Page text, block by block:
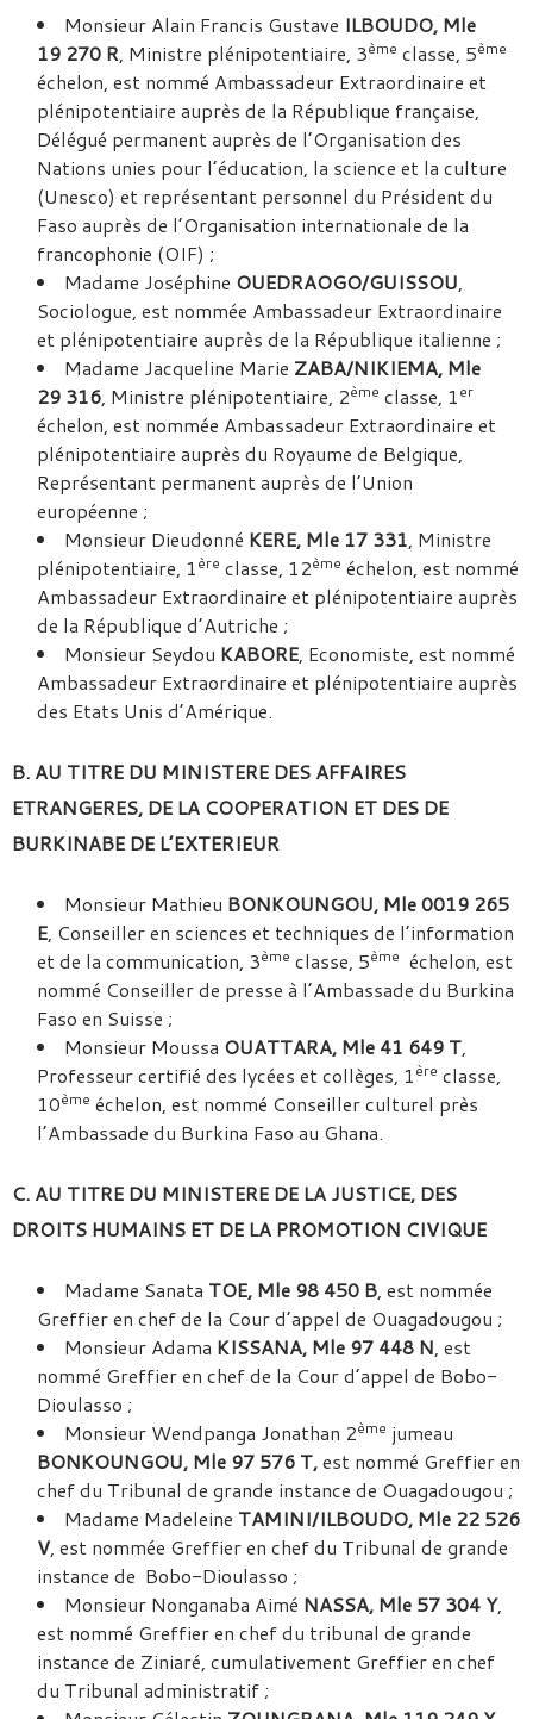
Monsieur Alain Francis Gustave ILBOUDO, Mle
19 270 R, Ministre plénipotentiaire, 3ème classe, 5ème
échelon, est nommé Ambassadeur Extraordinaire et
plénipotentiaire auprès de la République française,
Délégué permanent auprès de l’Organisation des
Nations unies pour l’éducation, la science et la culture
(Unesco) et représentant personnel du Président du
Faso auprès de l’Organisation internationale de la
francophonie (OIF) ;
Madame Joséphine OUEDRAOGO/GUISSOU,
Sociologue, est nommée Ambassadeur Extraordinaire
et plénipotentiaire auprès de la République italienne ;
Madame Jacqueline Marie ZABA/NIKIEMA, Mle
29 316, Ministre plénipotentiaire, 2ème classe, 1er
échelon, est nommée Ambassadeur Extraordinaire et
plénipotentiaire auprès du Royaume de Belgique,
Représentant permanent auprès de l’Union
européenne ;
Monsieur Dieudonné KERE, Mle 17 331, Ministre
plénipotentiaire, 1ère classe, 12ème échelon, est nommé
Ambassadeur Extraordinaire et plénipotentiaire auprès
de la République d’Autriche ;
Monsieur Seydou KABORE, Economiste, est nommé
Ambassadeur Extraordinaire et plénipotentiaire auprès
des Etats Unis d’Amérique.
B. AU TITRE DU MINISTERE DES AFFAIRES
ETRANGERES, DE LA COOPERATION ET DES DE
BURKINABE DE L’EXTERIEUR
Monsieur Mathieu BONKOUNGOU, Mle 0019 265
E, Conseiller en sciences et techniques de l’information
et de la communication, 3ème classe, 5ème échelon, est
nommé Conseiller de presse à l’Ambassade du Burkina
Faso en Suisse ;
Monsieur Moussa OUATTARA, Mle 41 649 T,
Professeur certifié des lycées et collèges, 1ère classe,
10ème échelon, est nommé Conseiller culturel près
l’Ambassade du Burkina Faso au Ghana.
C. AU TITRE DU MINISTERE DE LA JUSTICE, DES
DROITS HUMAINS ET DE LA PROMOTION CIVIQUE
Madame Sanata TOE, Mle 98 450 B, est nommée
Greffier en chef de la Cour d’appel de Ouagadougou ;
Monsieur Adama KISSANA, Mle 97 448 N, est
nommé Greffier en chef de la Cour d’appel de Bobo-
Dioulasso ;
Monsieur Wendpanga Jonathan 2ème jumeau
BONKOUNGOU, Mle 97 576 T,est nommé Greffier en
chef du Tribunal de grande instance de Ouagadougou ;
Madame Madeleine TAMINI/ILBOUDO, Mle 22 526
V, est nommée Greffier en chef du Tribunal de grande
instance de Bobo-Dioulasso ;
Monsieur Nonganaba Aimé NASSA, Mle 57 304 Y,
est nommé Greffier en chef du tribunal de grande
instance de Ziniaré, cumulativement Greffier en chef
du Tribunal administratif ;